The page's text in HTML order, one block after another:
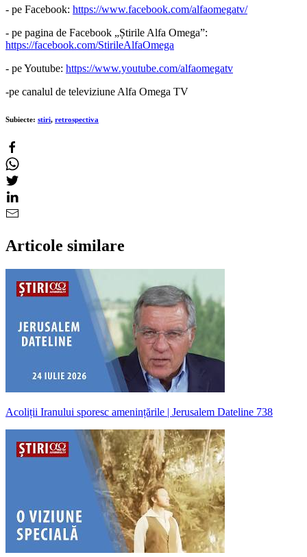
- pe Facebook: https://www.facebook.com/alfaomegatv/
- pe pagina de Facebook „Știrile Alfa Omega”:
https://facebook.com/StirileAlfaOmega
- pe Youtube: https://www.youtube.com/alfaomegatv
-pe canalul de televiziune Alfa Omega TV
Subiecte: stiri, retrospectiva
Articole similare
Acoliții Iranului sporesc amenințările | Jerusalem Dateline 738